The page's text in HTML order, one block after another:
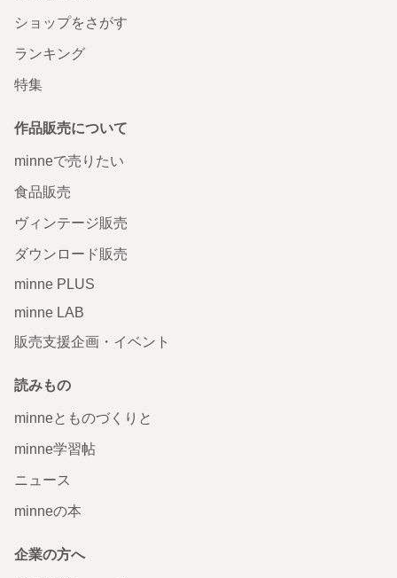
ショップをさがす
ランキング
特集
作品販売について
minneで売りたい
食品販売
ヴィンテージ販売
ダウンロード販売
minne PLUS
minne LAB
販売支援企画・イベント
読みもの
minneとものづくりと
minne学習帖
ニュース
minneの本
企業の方へ